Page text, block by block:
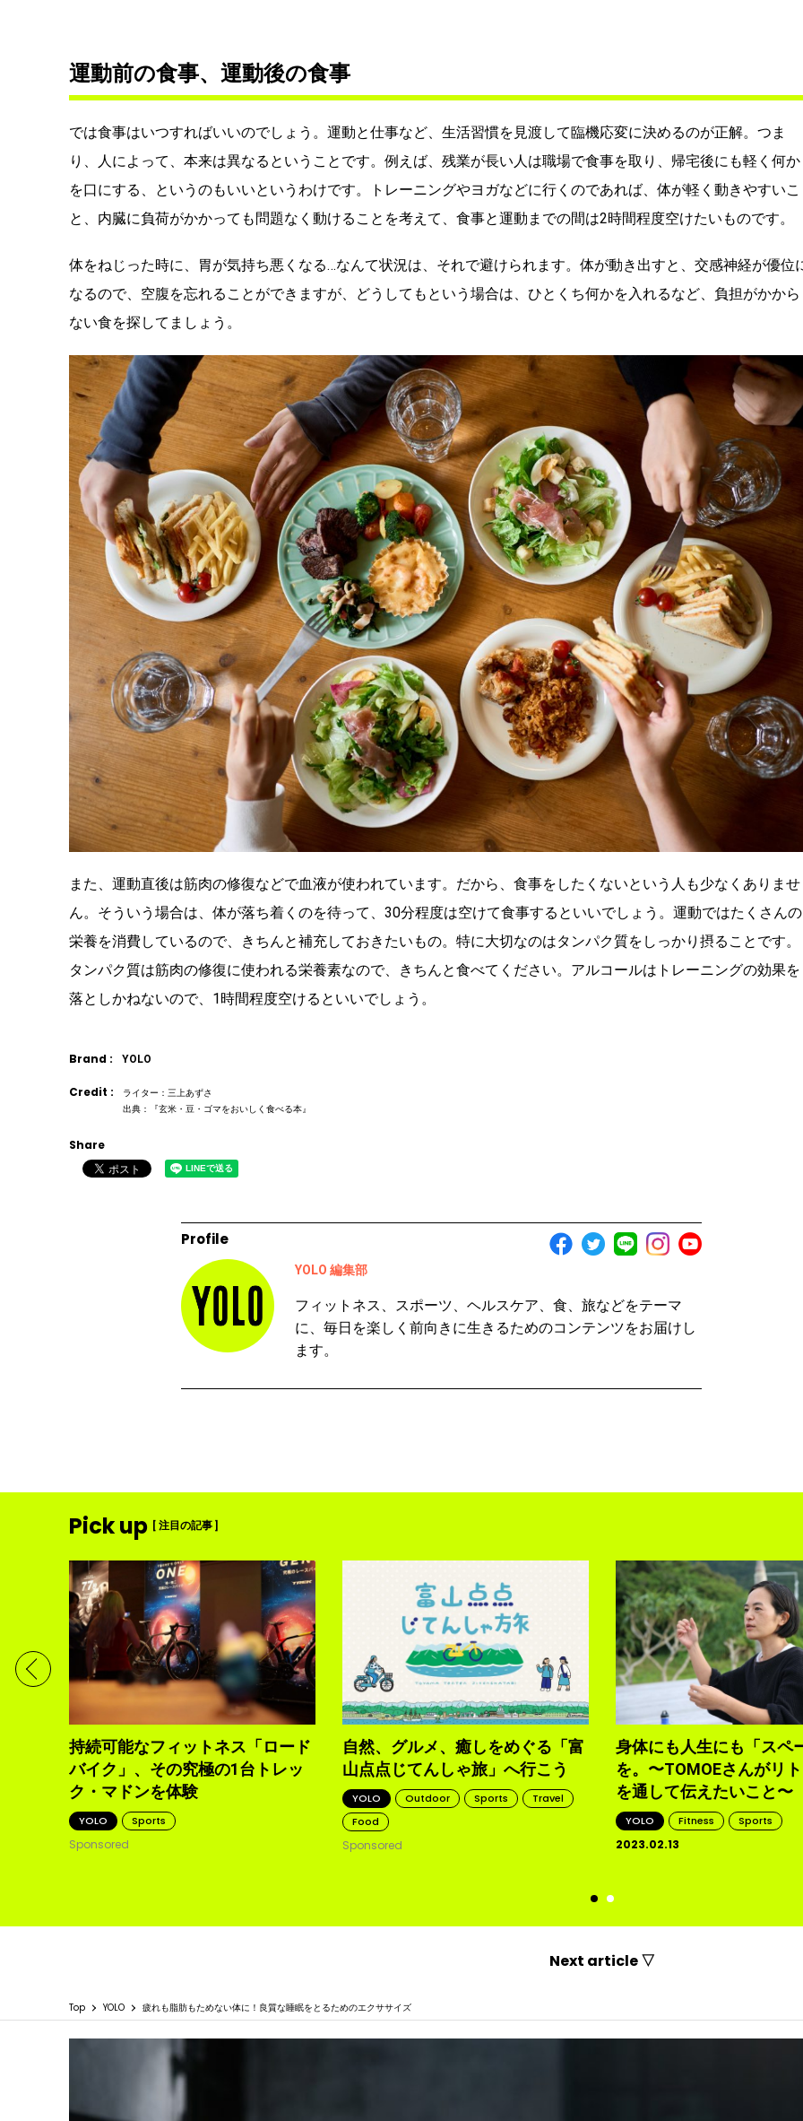
運動前の食事、運動後の食事
では食事はいつすればいいのでしょう。運動と仕事など、生活習慣を見渡して臨機応変に決めるのが正解。つま
り、人によって、本来は異なるということです。例えば、残業が長い人は職場で食事を取り、帰宅後にも軽く何か
を口にする、というのもいいというわけです。トレーニングやヨガなどに行くのであれば、体が軽く動きやすいこ
と、内臓に負荷がかかっても問題なく動けることを考えて、食事と運動までの間は2時間程度空けたいものです。
体をねじった時に、胃が気持ち悪くなる…なんて状況は、それで避けられます。体が動き出すと、交感神経が優位
なるので、空腹を忘れることができますが、どうしてもという場合は、ひとくち何かを入れるなど、負担がかから
ない食を探してましょう。
また、運動直後は筋肉の修復などで血液が使われています。だから、食事をしたくないという人も少なくありませ
ん。そういう場合は、体が落ち着くのを待って、30分程度は空けて食事するといいでしょう。運動ではたくさんの
栄養を消費しているので、きちんと補充しておきたいもの。特に大切なのはタンパク質をしっかり摂ることです。
タンパク質は筋肉の修復に使われる栄養素なので、きちんと食べてください。アルコールはトレーニングの効果を
落としかねないので、1時間程度空けるといいでしょう。
Brand : YOLO
Credit :
ライター：三上あずさ
出典：『玄米・豆・ゴマをおいしく食べる本』
Share
Profile
YOLO 編集部
フィットネス、スポーツ、ヘルスケア、食、旅などをテーマ
に、毎日を楽しく前向きに生きるためのコンテンツをお届けし
ます。
Pick up [ 注目の記事 ]
現す
持続可能なフィットネス「ロード
バイク」、その究極の1台トレッ
ク・マドンを体験
YOLO Sports
Sponsored
自然、グルメ、癒しをめぐる「富
山点点じてんしゃ旅」へ行こう
YOLO Outdoor Sports
Travel
Food
Sponsored
身体にも人生にも「スペ
を。〜TOMOEさんがリ
を通して伝えたいこと〜
YOLO Fitness Sports
2023.02.13
Next article ▽
Top YOLO 疲れも脂肪もためない体に！良質な睡眠をとるためのエクササイズ